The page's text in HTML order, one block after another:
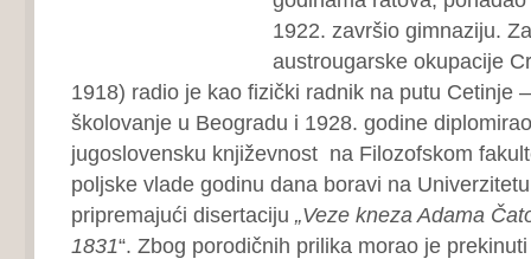
1922. završio gimnaziju.
austrougarske okupacije
1918) radio je kao fizički radnik na putu Cetinje
školovanje u Beogradu i 1928. godine
jugoslovensku književnost na Filozofskom
poljske vlade godinu dana boravi na
pripremajući disertaciju „Veze kneza Adama
1831“. Zbog porodičnih prilika morao je